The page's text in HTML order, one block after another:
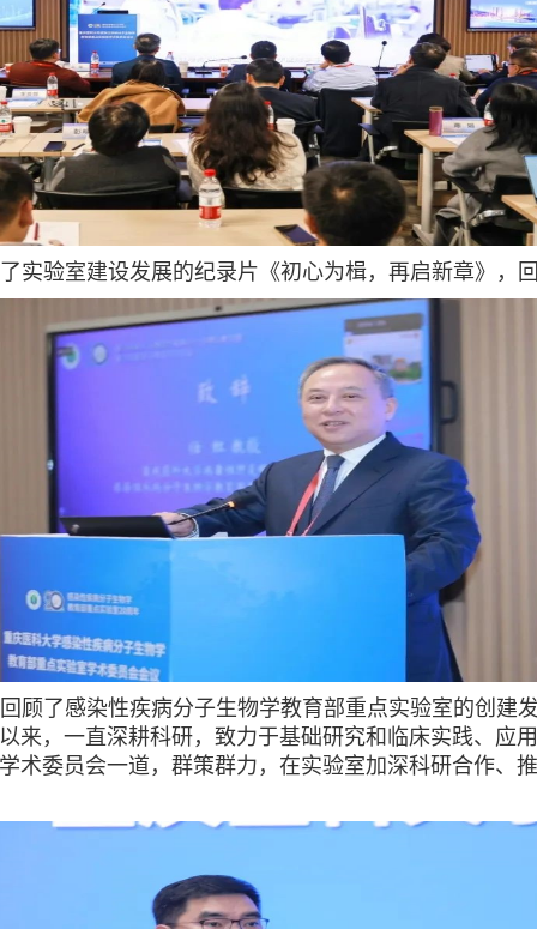
实验室建设发展的纪录片《初心为楫，再启新章》
顾了感染性疾病分子生物学教育部重点实验室的创
来，一直深耕科研，致力于基础研究和临床实践、
术委员会一道，群策群力，在实验室加深科研合作